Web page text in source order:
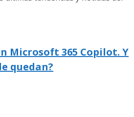
Microsoft 365 Copilot. Y
quedan?